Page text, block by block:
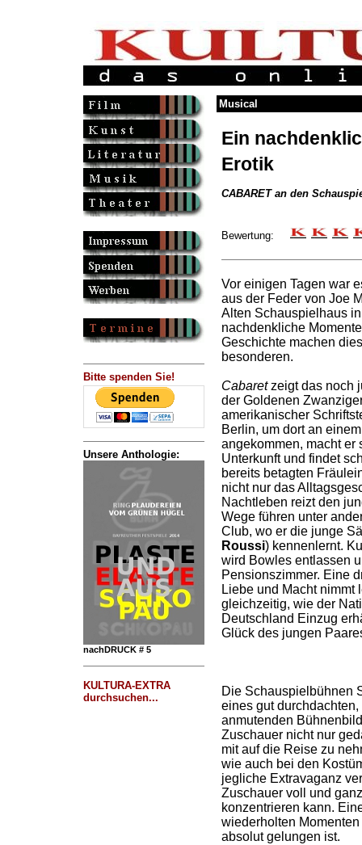
Bitte spenden Sie!
Unsere Anthologie:
nachDRUCK # 5
KULTURA-EXTRA
durchsuchen...
Musical
Ein
Erotik
CABARET an den
Bewertung:
Vor einigen Tagen war
aus der Feder von Joe
Alten Schauspielhaus
nachdenkliche
Geschichte machen
besonderen.
Cabaretzeigt das noch
der Goldenen
amerikanischer
Berlin, um dort an
angekommen, macht er
Unterkunft und findet
bereits betagten
nicht nur das
Nachtleben reizt den
Wege führen unter
Club, wo er die junge
Roussi) kennenlernt.
wird Bowles entlassen
Pensionszimmer. Eine
Liebe und Macht nimmt
gleichzeitig, wie der
Deutschland Einzug
Glück des jungen
Die Schauspielbühnen
eines gut
anmutenden
Zuschauer nicht nur
mit auf die Reise zu
wie auch bei den
jegliche Extravaganz
Zuschauer voll und
konzentrieren kann.
wiederholten
absolut gelungen ist.